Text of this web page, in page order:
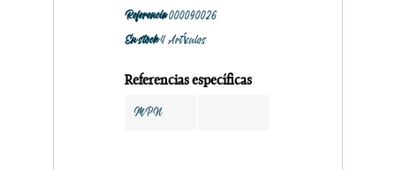
Referencia000090026
En stock4 Artículos
Referencias específicas
MPN